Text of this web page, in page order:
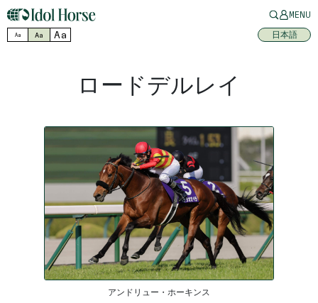
MENU
Aa Aa Aa 日本語
ロードデルレイ
アンドリュー・ホーキンス